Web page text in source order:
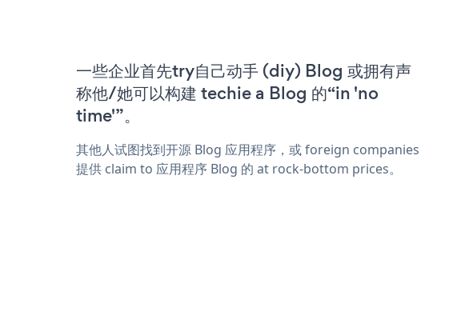
一些企业首先try自己动手 (diy) Blog 或拥有声
称他/她可以构建 techie a Blog 的“in 'no
time'”。
其他人试图找到开源 Blog 应用程序，或 foreign companies
提供 claim to 应用程序 Blog 的 at rock-bottom prices。